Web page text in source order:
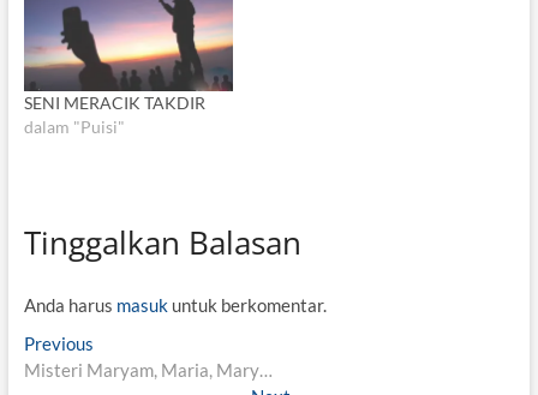
SENI MERACIK TAKDIR
dalam "Puisi"
Tinggalkan Balasan
Anda harus masukuntuk berkomentar.
N
Previous
r
Misteri Maryam, Maria, Mary…